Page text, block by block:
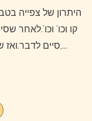
היתרון של צפייה בטבע על המים, אביזרים ההשפעה של גרירת
קו וכו’ וכו’.לאחר
סיים לדבר.ואז שאלתי אם אני רוצה לנסות את זה שוב,…